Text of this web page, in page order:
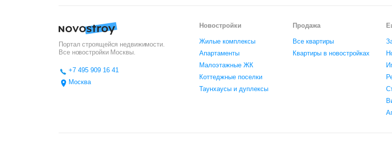
Портал строящейся недвижимости.
Все новостройки Москвы.
+7 495 909 16 41
Москва
Новостройки
Жилые комплексы
Апартаменты
Малоэтажные ЖК
Коттеджные поселки
Таунхаусы и дуплексы
Продажа
Все квартиры
Квартиры в новостройках